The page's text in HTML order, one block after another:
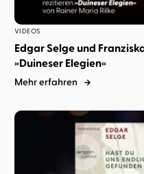
VIDEOS
Edgar Selge und
»Duineser Elegien«
Mehr erfahren